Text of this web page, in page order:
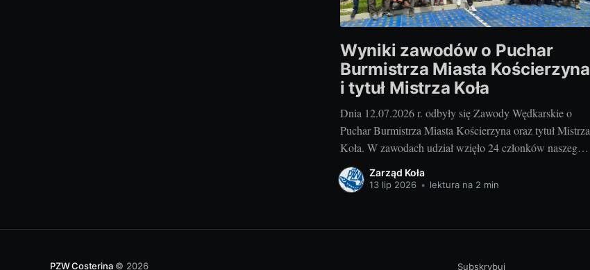
Wyniki zawodów o Puchar
Burmistrza Miasta Kościerzyna
i tytuł Mistrza Koła
Dnia 12.07.2026 r. odbyły się Zawody Wędkarskie o
Puchar Burmistrza Miasta Kościerzyna oraz tytuł Mistrza
Koła. W zawodach udział wzięło 24 członków naszego
koła oraz zaproszeni goście z kół PZW Łubiana i PZW
Kołczygłowy. Rywalizacja przebiegała w miłej, sportowej
Zarząd Koła
13 lip 2026 • lektura na 2 min
PZW Costerina© 2026 Subskrybuj